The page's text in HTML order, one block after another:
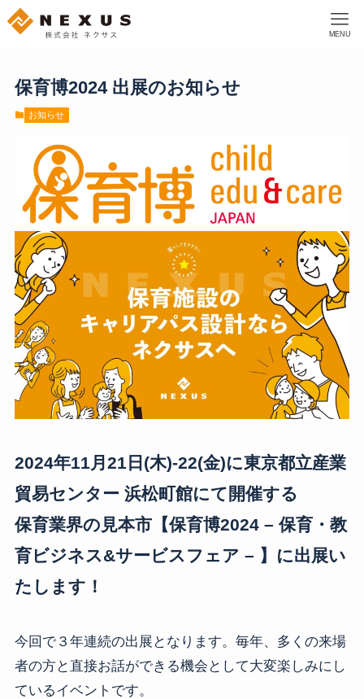
MENU
保育博2024 出展のお知らせ
お知らせ
2024年11月21日(木)-22(金)に東京都立産業
貿易センター 浜松町館にて開催する
保育業界の見本市【保育博2024 – 保育・教
育ビジネス&サービスフェア – 】に出展い
たします！
今回で３年連続の出展となります。毎年、多くの来場
者の方と直接お話ができる機会として大変楽しみにし
ているイベントです。